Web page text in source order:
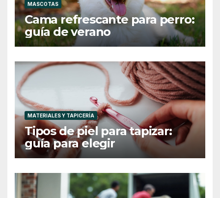
MASCOTAS
Cama refrescante para perro:
guía de verano
MATERIALES Y TAPICERÍA
Tipos de piel para tapizar:
guía para elegir